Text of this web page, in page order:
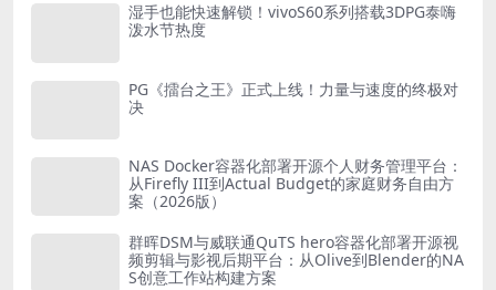
湿手也能快速解锁！vivoS60系列搭载3DPG泰嗨
泼水节热度
PG《擂台之王》正式上线！力量与速度的终极对
决
NAS Docker容器化部署开源个人财务管理平台：
从Firefly III到Actual Budget的家庭财务自由方
案（2026版）
群晖DSM与威联通QuTS hero容器化部署开源视
频剪辑与影视后期平台：从Olive到Blender的NA
S创意工作站构建方案